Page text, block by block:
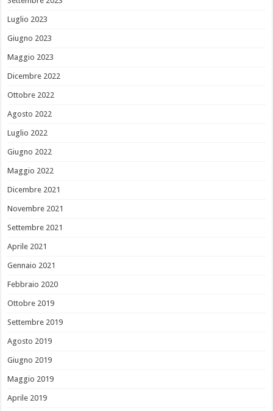
Luglio 2023
Giugno 2023
Maggio 2023
Dicembre 2022
Ottobre 2022
Agosto 2022
Luglio 2022
Giugno 2022
Maggio 2022
Dicembre 2021
Novembre 2021
Settembre 2021
Aprile 2021
Gennaio 2021
Febbraio 2020
Ottobre 2019
Settembre 2019
Agosto 2019
Giugno 2019
Maggio 2019
Aprile 2019